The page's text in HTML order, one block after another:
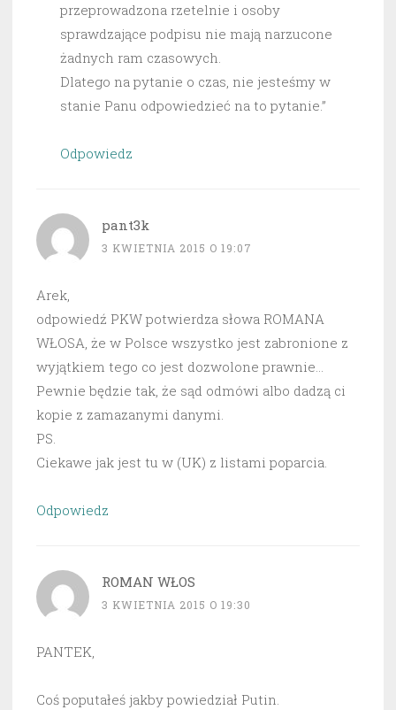
przeprowadzona rzetelnie i osoby
sprawdzające podpisu nie mają narzucone
żadnych ram czasowych.
Dlatego na pytanie o czas, nie jesteśmy w
stanie Panu odpowiedzieć na to pytanie.”
Odpowiedz
pant3k
3 KWIETNIA 2015 O 19:07
Arek,
odpowiedź PKW potwierdza słowa ROMANA
WŁOSA, że w Polsce wszystko jest zabronione z
wyjątkiem tego co jest dozwolone prawnie…
Pewnie będzie tak, że sąd odmówi albo dadzą ci
kopie z zamazanymi danymi.
PS.
Ciekawe jak jest tu w (UK) z listami poparcia.
Odpowiedz
ROMAN WŁOS
3 KWIETNIA 2015 O 19:30
PANTEK,
Coś poputałeś jakby powiedział Putin.